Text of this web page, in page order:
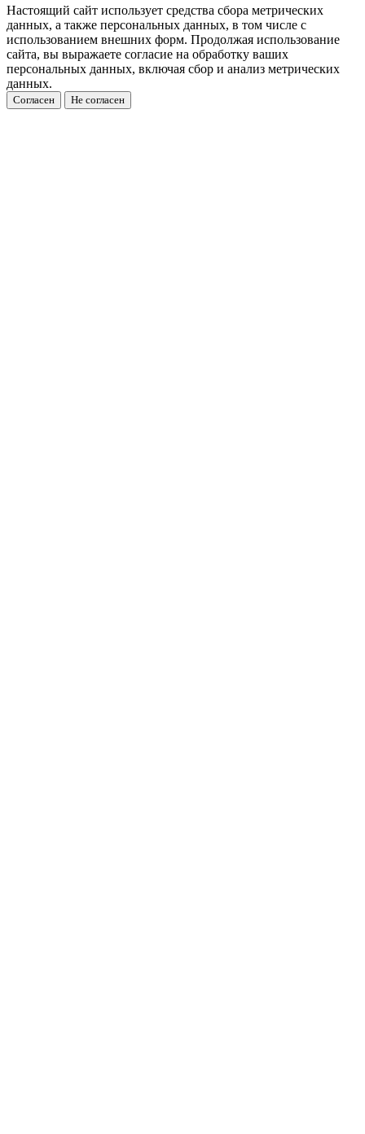
Настоящий сайт использует средства сбора метрических
данных, а также персональных данных, в том числе с
использованием внешних форм. Продолжая использование
сайта, вы выражаете согласие на обработку ваших
персональных данных, включая сбор и анализ метрических
данных.
Согласен Не согласен